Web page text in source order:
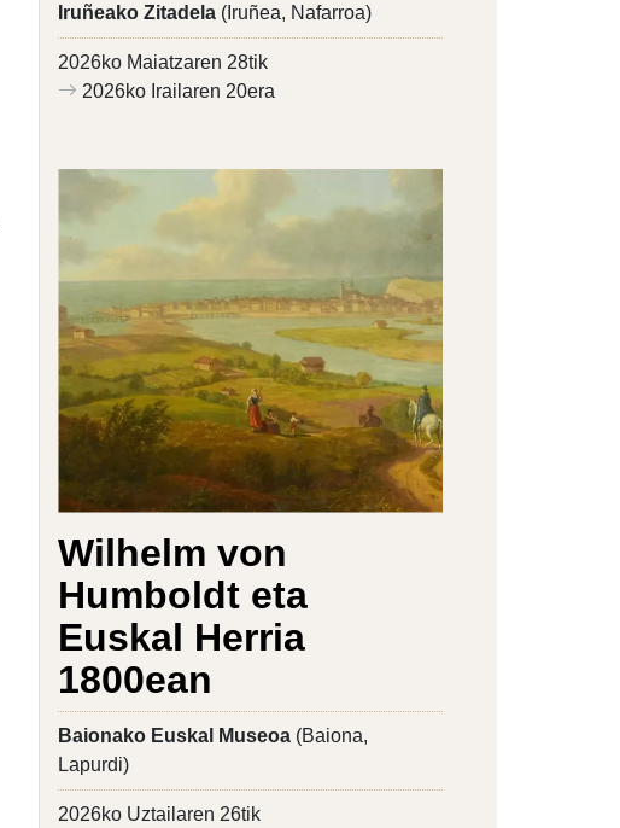
Iruñeako Zitadela (Iruñea, Nafarroa)
2026ko Maiatzaren 28tik
2026ko Irailaren 20era
Wilhelm von
Humboldt eta
Euskal Herria
1800ean
Baionako Euskal Museoa (Baiona,
Lapurdi)
2026ko Uztailaren 26tik